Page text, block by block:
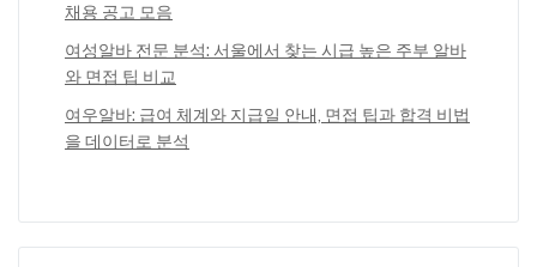
채용 공고 모음
여성알바 전문 분석: 서울에서 찾는 시급 높은 주부 알바
와 면접 팁 비교
여우알바: 급여 체계와 지급일 안내, 면접 팁과 합격 비법
을 데이터로 분석